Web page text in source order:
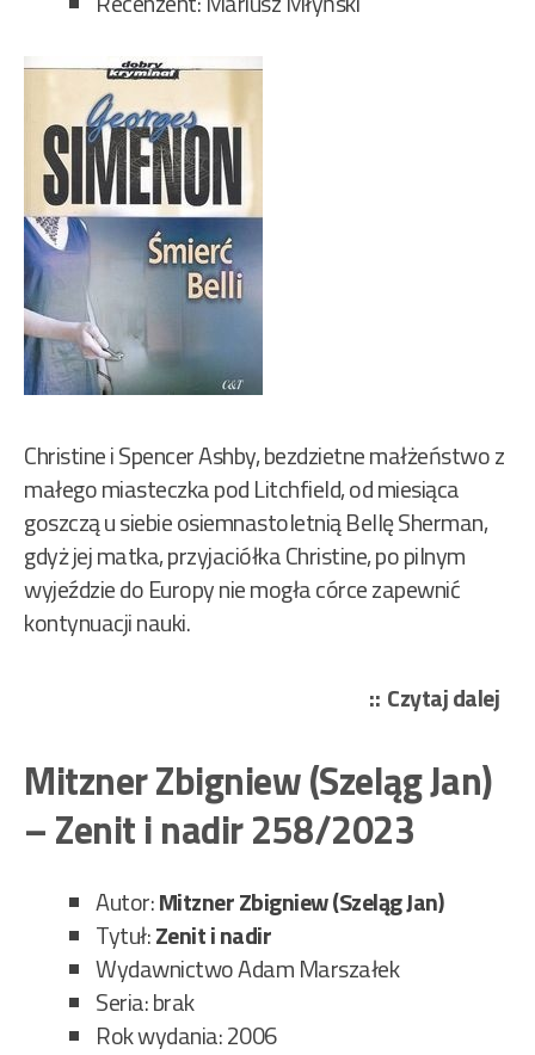
Christine i Spencer Ashby, bezdzietne małżeństwo z
małego miasteczka pod Litchfield, od miesiąca
goszczą u siebie osiemnastoletnią Bellę Sherman,
gdyż jej matka, przyjaciółka Christine, po pilnym
wyjeździe do Europy nie mogła córce zapewnić
kontynuacji nauki.
Czytaj dalej
Mitzner Zbigniew (Szeląg Jan)
– Zenit i nadir 258/2023
Autor:Mitzner Zbigniew (Szeląg Jan)
Tytuł:Zenit i nadir
Wydawnictwo Adam Marszałek
Seria: brak
Rok wydania: 2006